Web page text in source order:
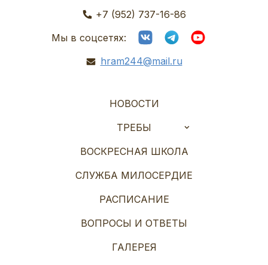
+7 (952) 737-16-86
Мы в соцсетях:
hram244@mail.ru
НОВОСТИ
ТРЕБЫ
ВОСКРЕСНАЯ ШКОЛА
СЛУЖБА МИЛОСЕРДИЕ
РАСПИСАНИЕ
ВОПРОСЫ И ОТВЕТЫ
ГАЛЕРЕЯ